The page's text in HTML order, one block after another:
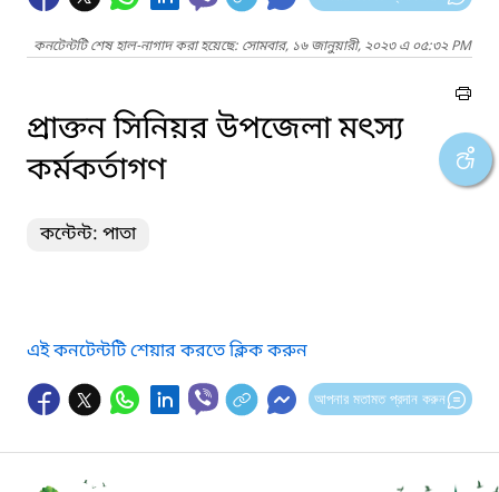
কনটেন্টটি শেষ হাল-নাগাদ করা হয়েছে: সোমবার, ১৬ জানুয়ারী, ২০২৩ এ ০৫:৩২ PM
প্রাক্তন সিনিয়র উপজেলা মৎস্য
কর্মকর্তাগণ
কন্টেন্ট: পাতা
এই কনটেন্টটি শেয়ার করতে ক্লিক করুন
আপনার মতামত প্রদান করুন